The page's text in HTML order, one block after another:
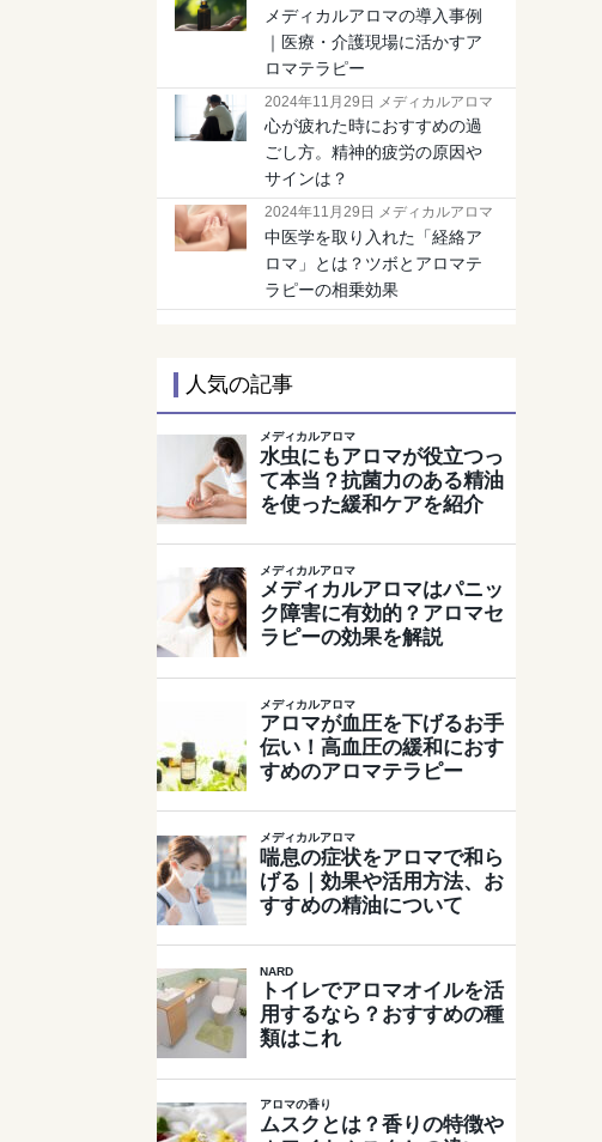
メディカルアロマの導入事例
｜医療・介護現場に活かすア
ロマテラピー
2024年11月29日 メディカルアロマ
心が疲れた時におすすめの過
ごし方。精神的疲労の原因や
サインは？
2024年11月29日 メディカルアロマ
中医学を取り入れた「経絡ア
ロマ」とは？ツボとアロマテ
ラピーの相乗効果
人気の記事